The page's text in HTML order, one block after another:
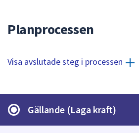
Planprocessen
Visa avslutade steg i processen
Gällande (Laga kraft)